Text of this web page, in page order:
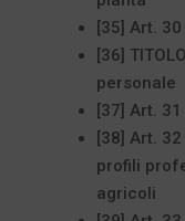
[35] Art.
[36]
personale
[37] Art.
[38] Art.
profili
agricoli